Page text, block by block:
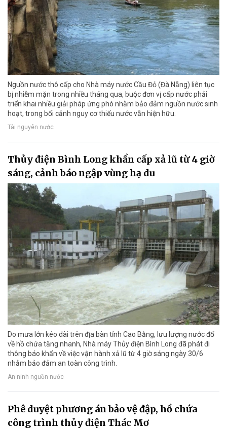
Nguồn nước thô cấp cho Nhà máy nước Cầu Đỏ (Đà Nẵng) liên tục
bị nhiễm mặn trong nhiều tháng qua, buộc đơn vị cấp nước phải
triển khai nhiều giải pháp ứng phó nhằm bảo đảm nguồn nước sinh
hoạt, trong bối cảnh nguy cơ thiếu nước vẫn hiện hữu.
Tài nguyên nước
Thủy điện Bình Long khẩn cấp xả lũ từ 4 giờ
sáng, cảnh báo ngập vùng hạ du
Do mưa lớn kéo dài trên địa bàn tỉnh Cao Bằng, lưu lượng nước đổ
về hồ chứa tăng nhanh, Nhà máy Thủy điện Bình Long đã phát đi
thông báo khẩn về việc vận hành xả lũ từ 4 giờ sáng ngày 30/6
nhằm bảo đảm an toàn công trình.
An ninh nguồn nước
Phê duyệt phương án bảo vệ đập, hồ chứa
công trình thủy điện Thác Mơ